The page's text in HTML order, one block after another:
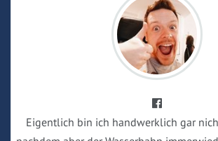
Eigentlich bin ich handwerklich gar